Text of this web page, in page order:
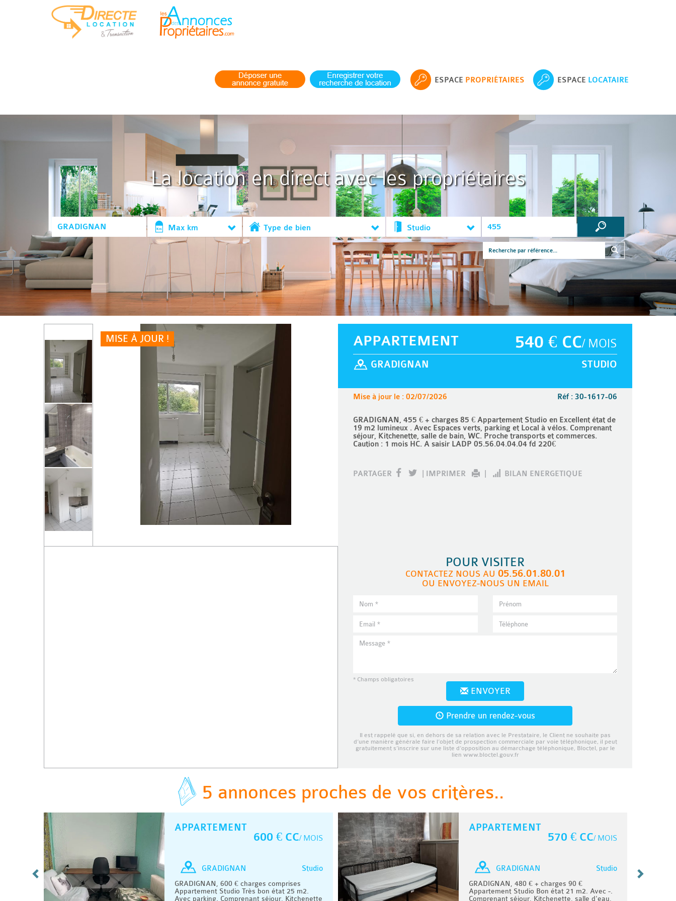
ESPACE PROPRIÉTAIRES ESPACE LOCATAIRE
La location en direct avec les propriétaires
Max km Type de bien Studio
MISE À JOUR ! 540 € CC/ MOIS
APPARTEMENT
STUDIO
GRADIGNAN
Réf : 30-1617-06
Mise à jour le : 02/07/2026
GRADIGNAN, 455 € + charges 85 € Appartement Studio en Excellent état de
19 m2 lumineux . Avec Espaces verts, parking et Local à vélos. Comprenant
séjour, Kitchenette, salle de bain, WC. Proche transports et commerces.
Caution : 1 mois HC. A saisir LADP 05.56.04.04.04 fd 220€
PARTAGER IMPRIMER BILAN ENERGETIQUE
POUR VISITER
CONTACTEZ NOUS AU 05.56.01.80.01
OU ENVOYEZ-NOUS UN EMAIL
* Champs obligatoires
ENVOYER
Prendre un rendez-vous
Il est rappelé que si, en dehors de sa relation avec le Prestataire, le Client ne souhaite pas
d’une manière générale faire l’objet de prospection commerciale par voie téléphonique, il peut
gratuitement s’inscrire sur une liste d’opposition au démarchage téléphonique, Bloctel, par le
lien www.bloctel.gouv.fr
5 annonces proches de vos critères..
APPARTEMENT
600 € CC/ MOIS
Studio
GRADIGNAN
GRADIGNAN, 600 € charges comprises
Appartement Studio Très bon état 25 m2.
Avec parking. Comprenant séjour, Kitchenette
APPARTEMENT
570 € CC/ MOIS
Studio
GRADIGNAN
GRADIGNAN, 480 € + charges 90 €
Appartement Studio Bon état 21 m2. Avec -.
Comprenant séjour, Kitchenette, salle d'eau,